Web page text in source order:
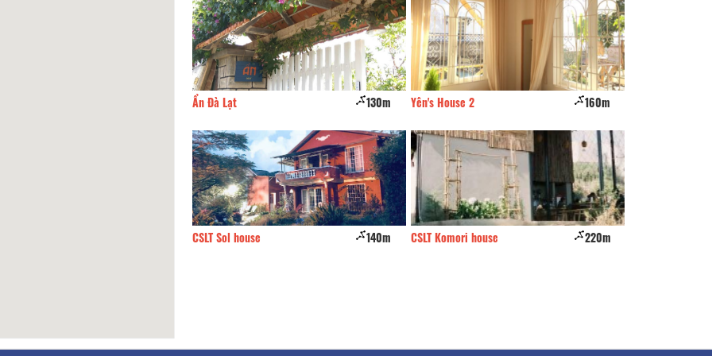
Ẩn Đà Lạt 130m
CSLT Sol house 140m
Yên's House 2 160m
CSLT Komori house 220m